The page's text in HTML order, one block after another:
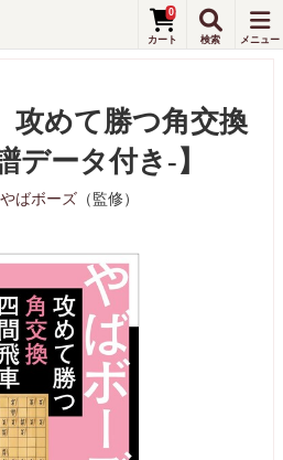
0
めて勝つ角交換
データ付き-】
やばボーズ （監修）